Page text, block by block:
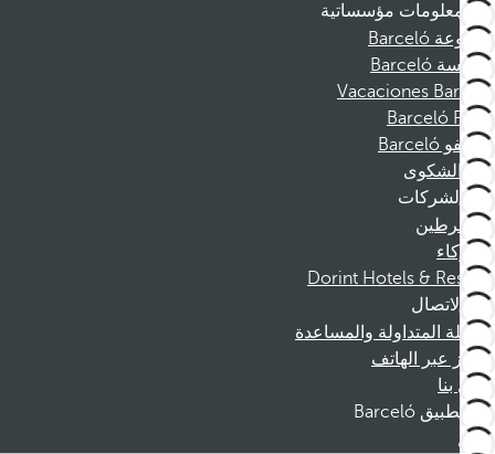
معلومات مؤسساتية
مجموعة Barceló
مؤسسة Barceló
Vacaciones Barceló
Barceló Films
موظفو Barceló
قناة الشكوى
الشركات
المنخرطين
الشركاء
Dorint Hotels & Resorts
الاتصال
الأسئلة المتداولة والمساعدة
الحجز عبر الهاتف
اتصل بنا
تطبيق Barceló
تنزيل